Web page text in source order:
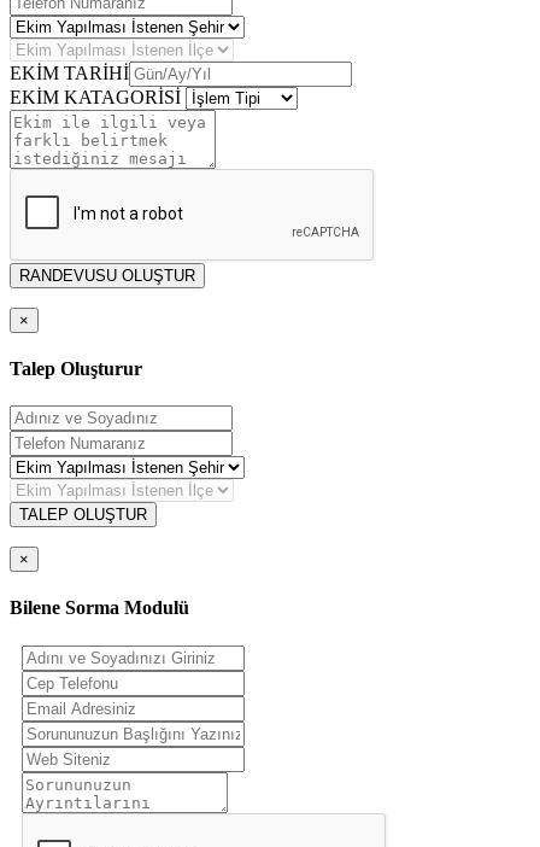
EKİM TARİHİ
EKİM KATAGORİSİ
RANDEVUSU OLUŞTUR
×
Talep Oluşturur
TALEP OLUŞTUR
×
Bilene Sorma Modulü